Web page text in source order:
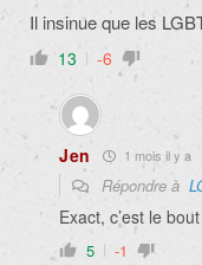
Il insinue que les
13 -6
Jen 1 mois il y a
Répondre à
Exact, c’est le
5 -1